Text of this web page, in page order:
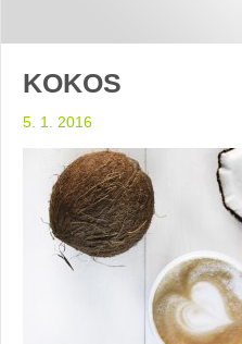
KOKOS
5. 1. 2016